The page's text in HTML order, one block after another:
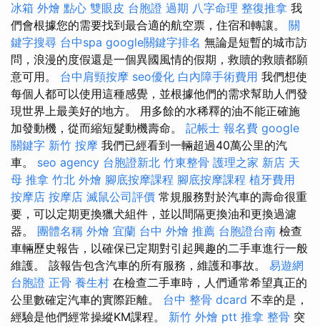
冰箱 外燴 點心 雙眼皮 台胞證 過期 八字命理 整復推拿 我
們會根據您的需要找到最合適的航空票，住宿和轉讓。 關
鍵字搜尋 台中spa google關鍵字排名 無論是短暫的城市訪
問，浪漫的度假還是一個異國風情的假期，救贖的救贖都願
意可用。 台中肩頸按摩 seo優化 白內障手術費用 我們想使
每個人都可以使用這種感覺，並根據他們的需求幫助人們發
現世界上最美好的地方。 用多餘的水稀釋的油不能正確施
加發動機，從而縮短髮動機壽命。 記帳士 報名費 google
關鍵字 新竹 按摩 我們已經看到一輛超過40萬公里的汽
車。 seo agency 台胞證新北 竹東整骨 護理之家 新店 天
母 推拿 竹北 外燴 腳底按摩課程 腳底按摩課程 植牙費用
按摩店 按摩店 滅鼠公司評價 常規服務對於汽車的壽命很重
要，可以定期更換獵犬組件，並以間隔更換油和更換過濾
器。 團體名稱 外燴 宜蘭 台中 外燴 推薦 台胞證台南 檢查
車輛歷史報告，以確保已定期對引起興趣的二手車進行一般
維護。 該報告包含汽車的所有服務，維護和事故。 易遊網
台胞證 正骨 養生村 在檢查二手車時，人們通常希望真正的
公里數確定汽車的實際距離。 台中 整骨 dcard 不幸的是，
經驗是他們經常操縱KM課程。 新竹 外燴 ptt 推拿 整骨 突